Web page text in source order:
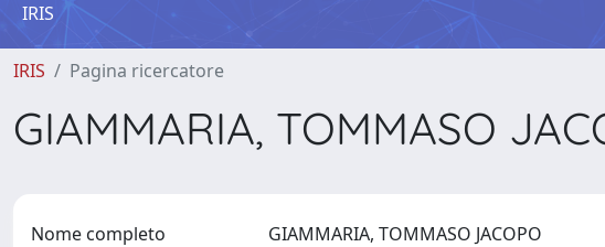
IRIS
IRIS Pagina ricercatore
GIAMMARIA, TOMMASO
Nome completo GIAMMARIA, TOMMASO JACOPO